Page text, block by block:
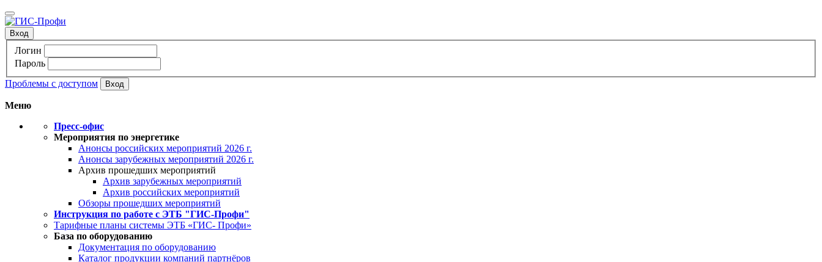
Вход
Логин
Пароль
Проблемы с доступом
Меню
Пресс-офис
Мероприятия по энергетике
Анонсы российских мероприятий 2026 г.
Анонсы зарубежных мероприятий 2026 г.
Архив прошедших мероприятий
Архив зарубежных мероприятий
Архив российских мероприятий
Обзоры прошедших мероприятий
Инструкция по работе с ЭТБ "ГИС-Профи"
Тарифные планы системы ЭТБ «ГИС- Профи»
База по оборудованию
Документация по оборудованию
Каталог продукции компаний партнёров